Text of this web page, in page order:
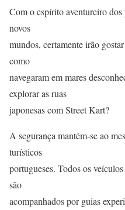
Com o espírito aventureiro
novos
mundos, certamente irão
como
navegaram em mares
explorar as ruas
japonesas com Street Kart?
A segurança mantém-se ao
turísticos
portugueses. Todos os
são
acompanhados por guias